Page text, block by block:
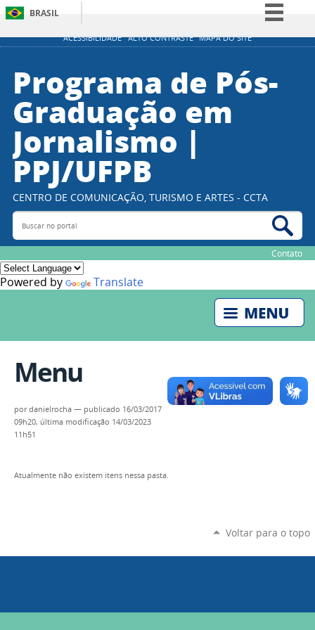
ACESSIBILIDADE ALTO CONTRASTE MAPA DO SITE
BRASIL
Simplifique!
Participe
Legislação
Programa de Pós-
Graduação em
Jornalismo |
PPJ/UFPB
CENTRO DE COMUNICAÇÃO, TURISMO E ARTES - CCTA
Buscar no portal
Contato
Powered by Translate
Menu
pordanielrocha — publicado 16/03/2017
09h20, última modificação 14/03/2023
11h51
Atualmente não existem itens nessa pasta.
Voltar para o topo